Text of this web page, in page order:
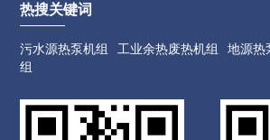
热搜关键词
污水源热泵机组 工业余热废热机组 地源热
组